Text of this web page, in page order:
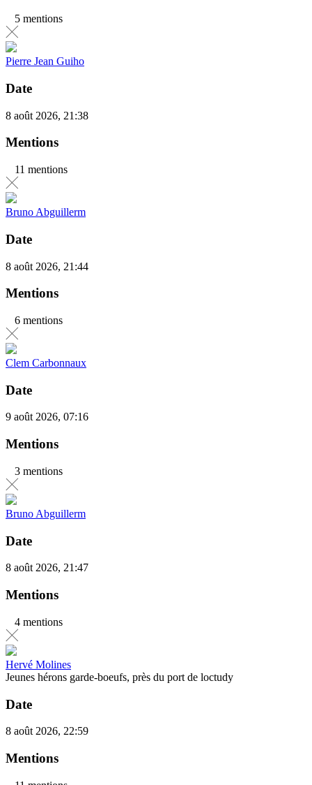
5 mentions
Pierre Jean Guiho
Date
8 août 2026, 21:38
Mentions
11 mentions
Bruno Abguillerm
Date
8 août 2026, 21:44
Mentions
6 mentions
Clem Carbonnaux
Date
9 août 2026, 07:16
Mentions
3 mentions
Bruno Abguillerm
Date
8 août 2026, 21:47
Mentions
4 mentions
Hervé Molines
Jeunes hérons garde-boeufs, près du port de loctudy
Date
8 août 2026, 22:59
Mentions